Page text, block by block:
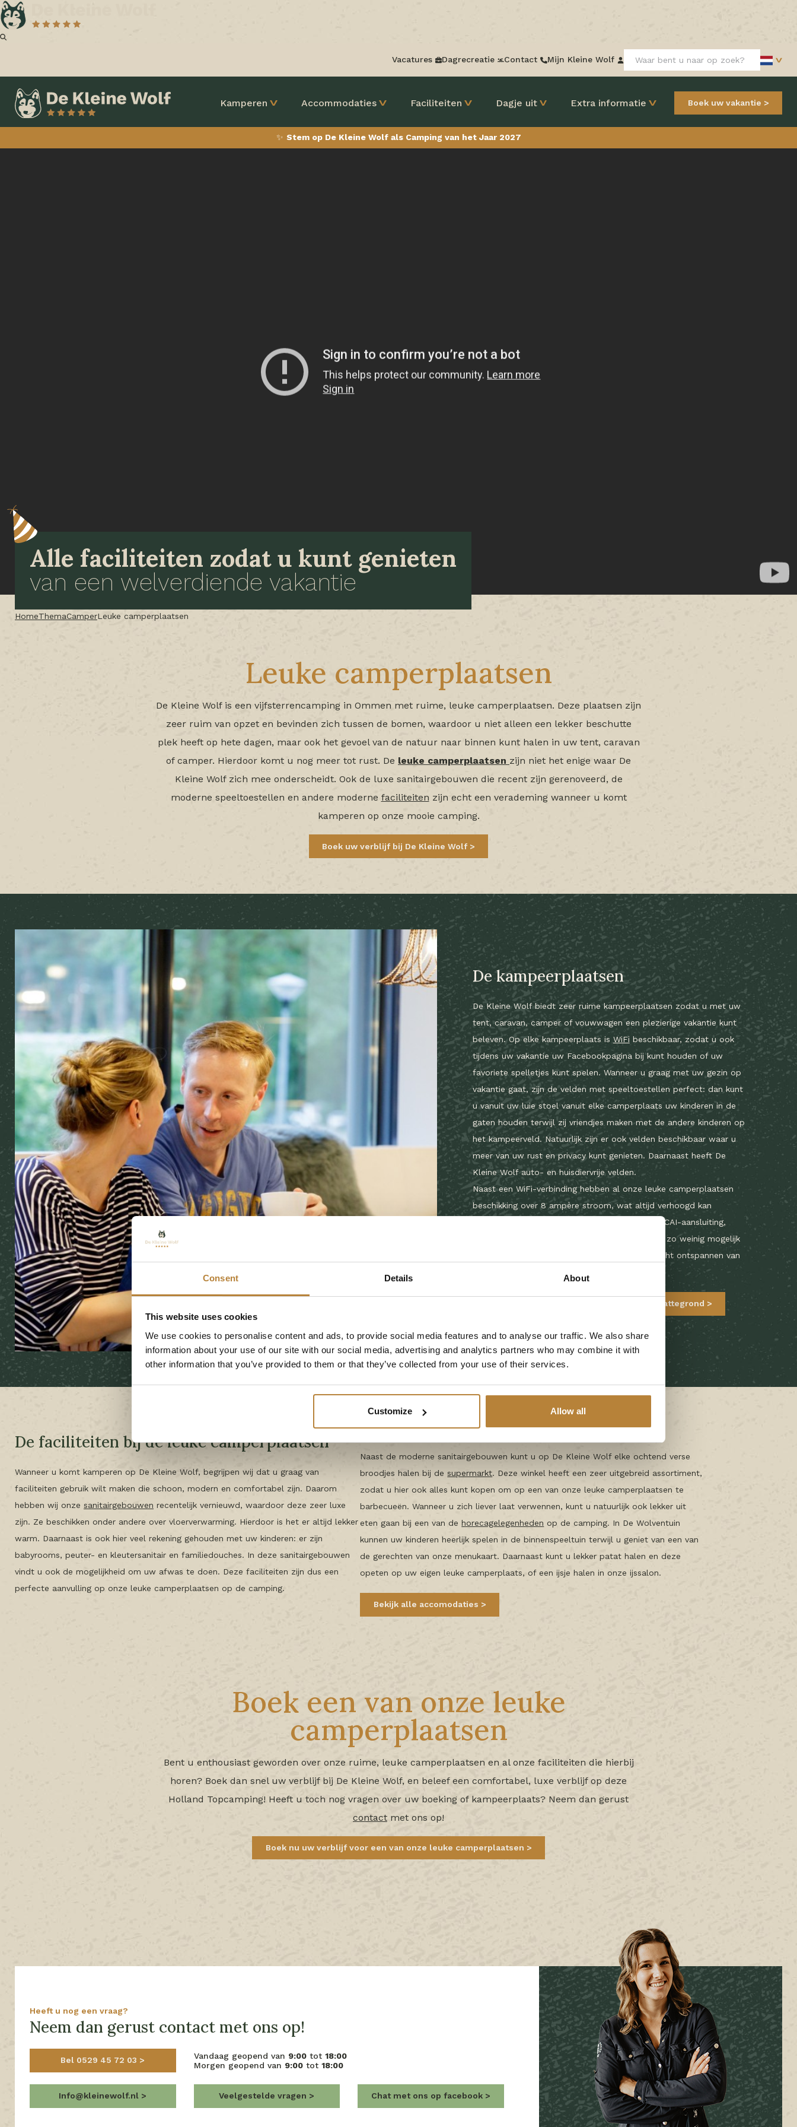
Consent Details About
This website uses cookies
We use cookies to personalise content and ads, to provide social media features and to analyse our traffic. We also share
information about your use of our site with our social media, advertising and analytics partners who may combine it with
other information that you’ve provided to them or that they’ve collected from your use of their services.
Customize Allow all
Vacatures Dagrecreatie Contact Mijn Kleine Wolf
Kamperen Accommodaties Faciliteiten Dagje uit Extra informatie Boek uw vakantie
✨ Stem op De Kleine Wolf als Camping van het Jaar 2027
Alle faciliteiten zodat u kunt genieten
van een welverdiende vakantie
HomeThemaCamperLeuke camperplaatsen
Leuke camperplaatsen
De Kleine Wolf is een vijfsterrencamping in Ommen met ruime, leuke camperplaatsen. Deze plaatsen zijn
zeer ruim van opzet en bevinden zich tussen de bomen, waardoor u niet alleen een lekker beschutte
plek heeft op hete dagen, maar ook het gevoel van de natuur naar binnen kunt halen in uw tent, caravan
of camper. Hierdoor komt u nog meer tot rust. De leuke camperplaatsen zijn niet het enige waar De
Kleine Wolf zich mee onderscheidt. Ook de luxe sanitairgebouwen die recent zijn gerenoveerd, de
moderne speeltoestellen en andere moderne faciliteiten zijn echt een verademing wanneer u komt
kamperen op onze mooie camping.
Boek uw verblijf bij De Kleine Wolf
De kampeerplaatsen
De Kleine Wolf biedt zeer ruime kampeerplaatsen zodat u met uw
tent, caravan, camper of vouwwagen een plezierige vakantie kunt
beleven. Op elke kampeerplaats is WiFi beschikbaar, zodat u ook
tijdens uw vakantie uw Facebookpagina bij kunt houden of uw
favoriete spelletjes kunt spelen. Wanneer u graag met uw gezin op
vakantie gaat, zijn de velden met speeltoestellen perfect: dan kunt
u vanuit uw luie stoel vanuit elke camperplaats uw kinderen in de
gaten houden terwijl zij vriendjes maken met de andere kinderen op
het kampeerveld. Natuurlijk zijn er ook velden beschikbaar waar u
meer van uw rust en privacy kunt genieten. Daarnaast heeft De
Kleine Wolf auto- en huisdiervrije velden.
Naast een WiFi-verbinding hebben al onze leuke camperplaatsen
beschikking over 8 ampère stroom, wat altijd verhoogd kan
worden. Ook heeft u bij uw kampeerplaats een CAI-aansluiting,
eigen watertappunt en eigen afvoer. Zo hoeft u zo weinig mogelijk
uw leuke camperplaats te verlaten en kunt u echt ontspannen van
Bekijk alle leuke camperplaatsen op de plattegrond
De faciliteiten bij de leuke camperplaatsen
Wanneer u komt kamperen op De Kleine Wolf, begrijpen wij dat u graag van
faciliteiten gebruik wilt maken die schoon, modern en comfortabel zijn. Daarom
hebben wij onze sanitairgebouwen recentelijk vernieuwd, waardoor deze zeer luxe
zijn. Ze beschikken onder andere over vloerverwarming. Hierdoor is het er altijd lekker
warm. Daarnaast is ook hier veel rekening gehouden met uw kinderen: er zijn
babyrooms, peuter- en kleutersanitair en familiedouches. In deze sanitairgebouwen
vindt u ook de mogelijkheid om uw afwas te doen. Deze faciliteiten zijn dus een
perfecte aanvulling op onze leuke camperplaatsen op de camping.
Naast de moderne sanitairgebouwen kunt u op De Kleine Wolf elke ochtend verse
broodjes halen bij desupermarkt. Deze winkel heeft een zeer uitgebreid assortiment,
zodat u hier ook alles kunt kopen om op een van onze leuke camperplaatsen te
barbecueën. Wanneer u zich liever laat verwennen, kunt u natuurlijk ook lekker uit
eten gaan bij een van dehorecagelegenheden op de camping. In De Wolventuin
kunnen uw kinderen heerlijk spelen in de binnenspeeltuin terwijl u geniet van een van
de gerechten van onze menukaart. Daarnaast kunt u lekker patat halen en deze
opeten op uw eigen leuke camperplaats, of een ijsje halen in onze ijssalon.
Bekijk alle accomodaties
Boek een van onze leuke
camperplaatsen
Bent u enthousiast geworden over onze ruime, leuke camperplaatsen en al onze faciliteiten die hierbij
horen? Boek dan snel uw verblijf bij De Kleine Wolf, en beleef een comfortabel, luxe verblijf op deze
Holland Topcamping! Heeft u toch nog vragen over uw boeking of kampeerplaats? Neem dan gerust
contact met ons op!
Boek nu uw verblijf voor een van onze leuke camperplaatsen
Heeft u nog een vraag?
Neem dan gerust contact met ons op!
Bel 0529 45 72 03 Vandaag geopend van 9:00tot 18:00
Morgen geopend van 9:00tot 18:00
Info@kleinewolf.nl Veelgestelde vragen Chat met ons op facebook